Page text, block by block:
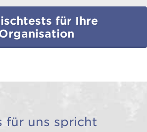
für Ihre
für uns spricht